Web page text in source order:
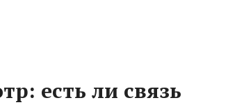
есть ли связь